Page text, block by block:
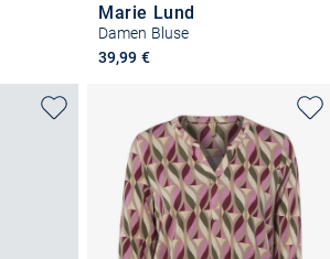
Marie Lund
Damen Bluse
39,99 €